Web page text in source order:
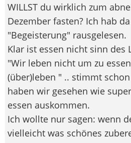
WILLST du wirklich zum
Dezember fasten? Ich hab
"Begeisterung" rausgelesen.
Klar ist essen nicht sinn des
"Wir leben nicht um zu
(über)leben " .. stimmt
haben wir gesehen wie
essen auskommen.
Ich wollte nur sagen: wenn
vielleicht was schönes